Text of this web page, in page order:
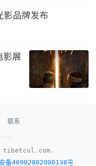
影品牌发布
影展
联系
——
tibetcul.com.
备46902802000138号